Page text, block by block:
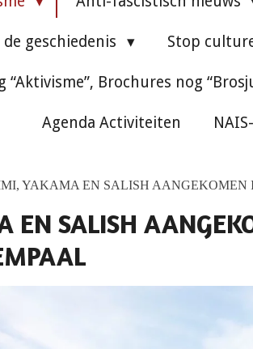
geschiedenis Stop
“Aktivisme”, Brochures nog
Agenda Activiteiten
YAKAMA EN SALISH AANGEKOMEN
SALISH